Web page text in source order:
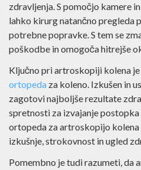
zdravljenja. S pomočjo kamere
lahko kirurg natančno pregleda
potrebne popravke. S tem se
poškodbe in omogoča hitrejše
Ključno pri artroskopiji kolena
ortopeda za koleno. Izkušen in
zagotovi najboljše rezultate
spretnosti za izvajanje
ortopeda za artroskopijo
izkušnje, strokovnost in ugled
Pomembno je tudi razumeti, da